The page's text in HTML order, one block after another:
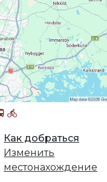
Как добраться
Изменить
местонахождение